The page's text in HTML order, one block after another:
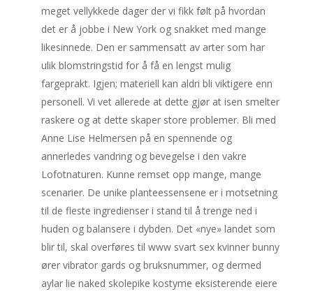
meget vellykkede dager der vi fikk følt på hvordan
det er å jobbe i New York og snakket med mange
likesinnede. Den er sammensatt av arter som har
ulik blomstringstid for å få en lengst mulig
fargeprakt. Igjen; materiell kan aldri bli viktigere enn
personell. Vi vet allerede at dette gjør at isen smelter
raskere og at dette skaper store problemer. Bli med
Anne Lise Helmersen på en spennende og
annerledes vandring og bevegelse i den vakre
Lofotnaturen. Kunne remset opp mange, mange
scenarier. De unike planteessensene er i motsetning
til de fleste ingredienser i stand til å trenge ned i
huden og balansere i dybden. Det «nye» landet som
blir til, skal overføres til www svart sex kvinner bunny
ører vibrator gards og bruksnummer, og dermed
aylar lie naked skolepike kostyme eksisterende eiere